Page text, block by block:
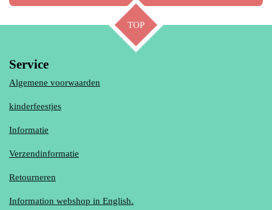
TOP
Service
Algemene voorwaarden
kinderfeestjes
Informatie
Verzendinformatie
Retourneren
Information webshop in English.